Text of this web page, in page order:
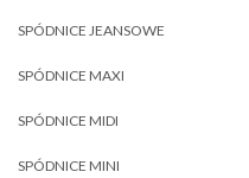
SPÓDNICE JEANSOWE
SPÓDNICE MAXI
SPÓDNICE MIDI
SPÓDNICE MINI